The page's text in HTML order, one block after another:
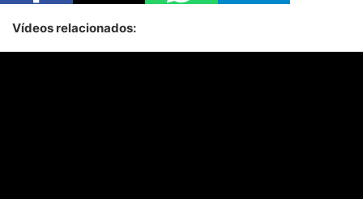
Vídeos relacionados: